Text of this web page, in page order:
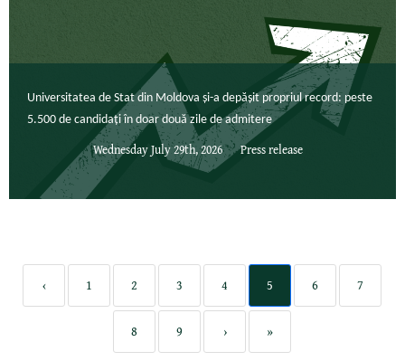
Universitatea de Stat din Moldova și-a depășit propriul record: peste
5.500 de candidați în doar două zile de admitere
Wednesday July 29th, 2026 Press release
‹ 1 2 3 4 5 6 7
8 9 › »